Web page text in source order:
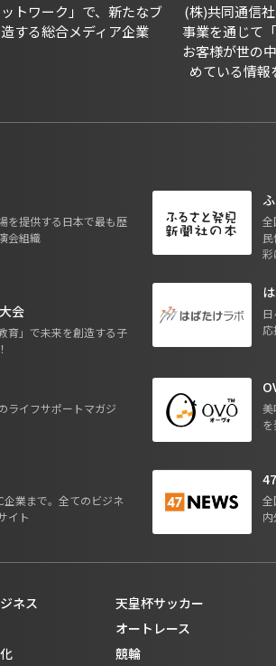
ットワーク」で、新たなブ
する総合メディア企業
(株)共同通信
事業を通じて
お客様が世の
めている情報
を提供する日本で最も歴
会組織
全
彩
会
育」で未来を創造する子
ライフサポートマガジ
業まで。全てのビジネ
イト
全
ネス
天皇杯サッカー
オートレース
競輪